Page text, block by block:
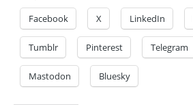
Facebook X LinkedIn
Tumblr Pinterest Telegram
Mastodon Bluesky